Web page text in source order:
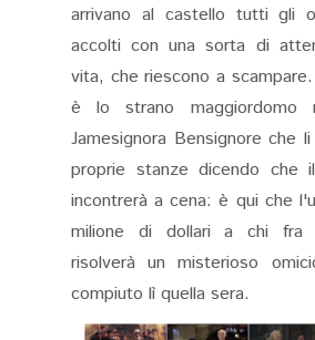
arrivano al castello tutti gli
accolti con una sorta di
vita, che riescono a
è lo strano maggiordomo
Jamesignora Bensignore che
proprie stanze dicendo che
incontrerà a cena: è qui che
milione di dollari a chi
risolverà un misterioso
compiuto lì quella sera.